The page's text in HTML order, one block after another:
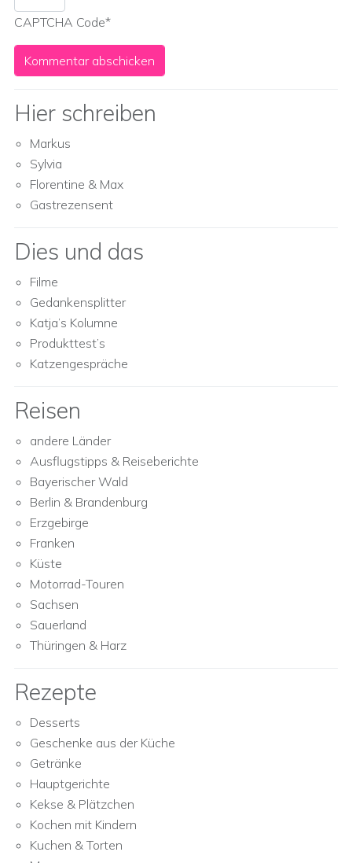
CAPTCHA Code*
Hier schreiben
Markus
Sylvia
Florentine & Max
Gastrezensent
Dies und das
Filme
Gedankensplitter
Katja’s Kolumne
Produkttest’s
Katzengespräche
Reisen
andere Länder
Ausflugstipps & Reiseberichte
Bayerischer Wald
Berlin & Brandenburg
Erzgebirge
Franken
Küste
Motorrad-Touren
Sachsen
Sauerland
Thüringen & Harz
Rezepte
Desserts
Geschenke aus der Küche
Getränke
Hauptgerichte
Kekse & Plätzchen
Kochen mit Kindern
Kuchen & Torten